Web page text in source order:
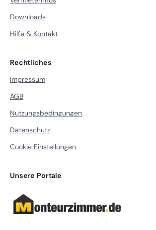
Downloads
Hilfe & Kontakt
Rechtliches
Impressum
AGB
Nutzungsbedingungen
Datenschutz
Cookie Einstellungen
Unsere Portale